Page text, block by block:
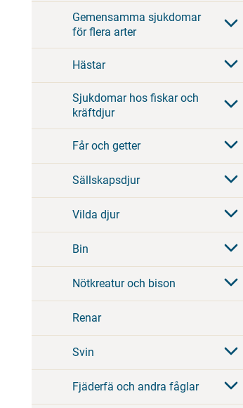
Gemensamma sjukdomar
för flera arter
Hästar
Sjukdomar hos fiskar och
kräftdjur
Får och getter
Sällskapsdjur
Vilda djur
Bin
Nötkreatur och bison
Renar
Svin
Fjäderfä och andra fåglar